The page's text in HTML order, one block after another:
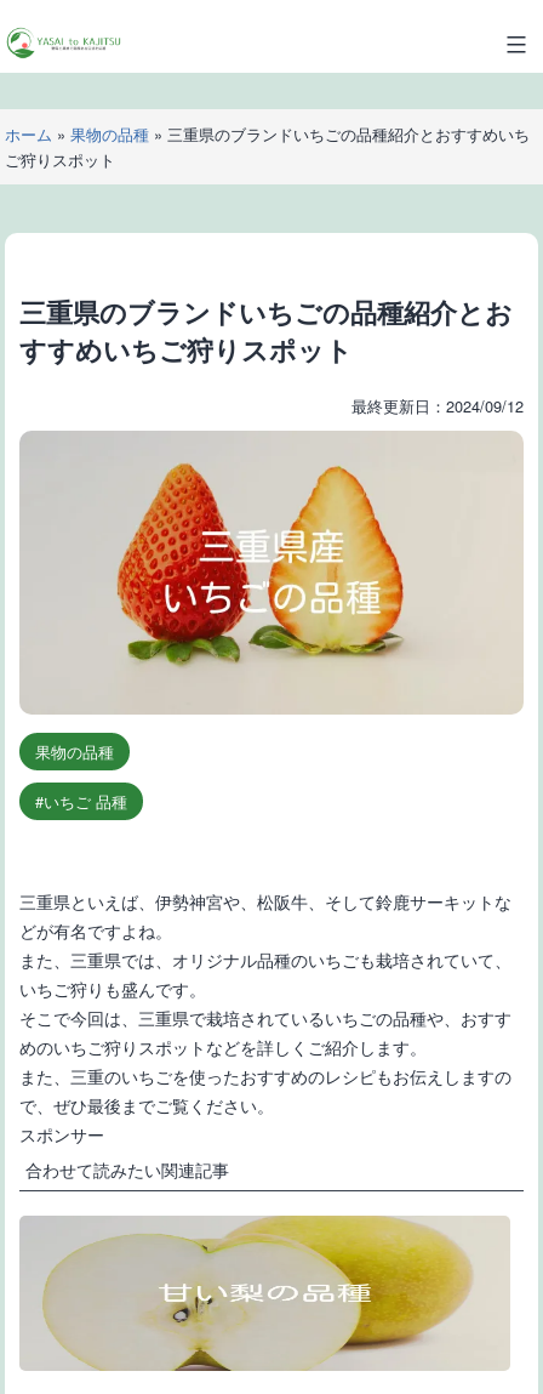
ン
テ
ツ
へ
ス
ッ
YASAI
to
KAJITSU
ホーム » 果物の品種» 三重県のブランドいちごの品種紹介とおすすめいち
ご狩りスポット
三重県のブランドいちごの品種紹介とお
すすめいちご狩りスポット
最終更新日：2024/09/12
果物の品種
いちご 品種
三重県といえば、伊勢神宮や、松阪牛、そして鈴鹿サーキットな
どが有名ですよね。
また、三重県では、オリジナル品種のいちごも栽培されていて、
いちご狩りも盛んです。
そこで今回は、三重県で栽培されているいちごの品種や、おすす
めのいちご狩りスポットなどを詳しくご紹介します。
また、三重のいちごを使ったおすすめのレシピもお伝えしますの
で、ぜひ最後までご覧ください。
スポンサー
合わせて読みたい関連記事